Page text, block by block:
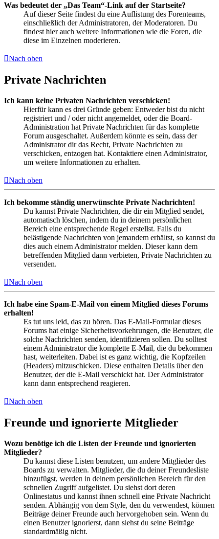
Was bedeutet der „Das Team“-Link auf der Startseite?
Auf dieser Seite findest du eine Auflistung des Forenteams,
einschließlich der Administratoren, der Moderatoren. Du
findest hier auch weitere Informationen wie die Foren, die
diese im Einzelnen moderieren.
Nach oben
Private Nachrichten
Ich kann keine Privaten Nachrichten verschicken!
Hierfür kann es drei Gründe geben: Entweder bist du nicht
registriert und / oder nicht angemeldet, oder die Board-
Administration hat Private Nachrichten für das komplette
Forum ausgeschaltet. Außerdem könnte es sein, dass der
Administrator dir das Recht, Private Nachrichten zu
verschicken, entzogen hat. Kontaktiere einen Administrator,
um weitere Informationen zu erhalten.
Nach oben
Ich bekomme ständig unerwünschte Private Nachrichten!
Du kannst Private Nachrichten, die dir ein Mitglied sendet,
automatisch löschen, indem du in deinem persönlichen
Bereich eine entsprechende Regel erstellst. Falls du
belästigende Nachrichten von jemandem erhältst, so kannst du
dies auch einem Administrator melden. Dieser kann dem
betreffenden Mitglied dann verbieten, Private Nachrichten zu
versenden.
Nach oben
Ich habe eine Spam-E-Mail von einem Mitglied dieses Forums
erhalten!
Es tut uns leid, das zu hören. Das E-Mail-Formular dieses
Forums hat einige Sicherheitsvorkehrungen, die Benutzer, die
solche Nachrichten senden, identifizieren sollen. Du solltest
einem Administrator die komplette E-Mail, die du bekommen
hast, weiterleiten. Dabei ist es ganz wichtig, die Kopfzeilen
(Headers) mitzuschicken. Diese enthalten Details über den
Benutzer, der die E-Mail verschickt hat. Der Administrator
kann dann entsprechend reagieren.
Nach oben
Freunde und ignorierte Mitglieder
Wozu benötige ich die Listen der Freunde und ignorierten
Mitglieder?
Du kannst diese Listen benutzen, um andere Mitglieder des
Boards zu verwalten. Mitglieder, die du deiner Freundesliste
hinzufügst, werden in deinem persönlichen Bereich für den
schnellen Zugriff aufgelistet. Du siehst dort deren
Onlinestatus und kannst ihnen schnell eine Private Nachricht
senden. Abhängig von dem Style, den du verwendest, können
Beiträge deiner Freunde auch hervorgehoben sein. Wenn du
einen Benutzer ignorierst, dann siehst du seine Beiträge
standardmäßig nicht.